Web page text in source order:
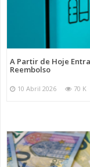
A Partir de Hoje
Reembolso
10 Abril 2026 70 K